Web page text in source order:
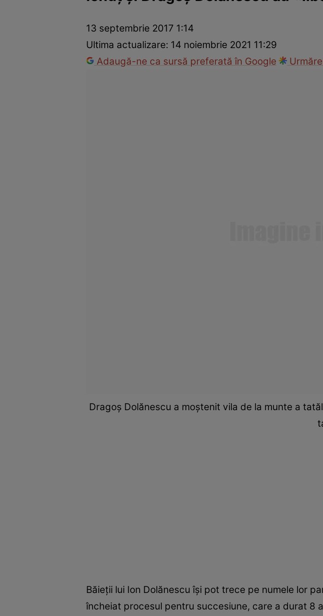
Vedete internaționaleVedete româneștiInterviurile Click!
13 septembrie 2017 1:14
Ultima actualizare: 14 noiembrie 2021 11:29
Adaugă-ne ca sursă preferată în Google
Dragoș Dolănescu a moștenit vila de la munte a
Băieţii lui Ion Dolănescu îşi pot trece pe numele lor
încheiat procesul pentru succesiune, care a durat 8